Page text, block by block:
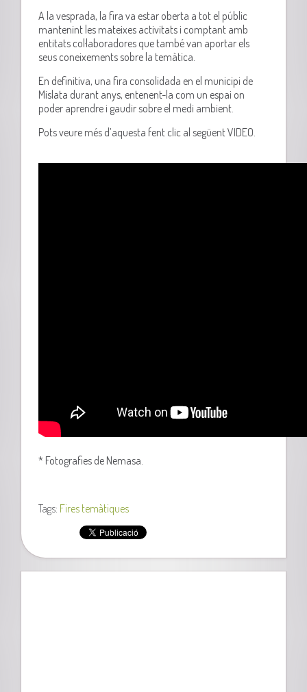
A la vesprada, la fira va estar oberta a tot el públic
mantenint les mateixes activitats i comptant amb
entitats col·laboradores que també van aportar els
seus coneixements sobre la temàtica.
En definitiva, una fira consolidada en el municipi de
Mislata durant anys, entenent-la com un espai on
poder aprendre i gaudir sobre el medi ambient.
Pots veure més d’aquesta fent clic al següent VIDEO.
* Fotografies de Nemasa.
Tags: Fires temàtiques